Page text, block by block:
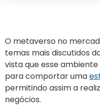
O metaverso no
temas mais discutidos
vista que esse
para comportar uma
permitindo assim a
negócios.